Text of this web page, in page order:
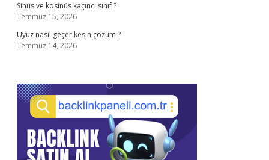
Sinüs ve kosinüs kaçıncı sınıf ?
Temmuz 15, 2026
Uyuz nasıl geçer kesin çözüm ?
Temmuz 14, 2026